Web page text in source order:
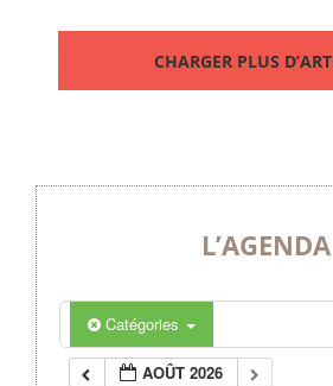
CHARGER PLUS
L’AGENDA
Catégories
AOÛT 2026